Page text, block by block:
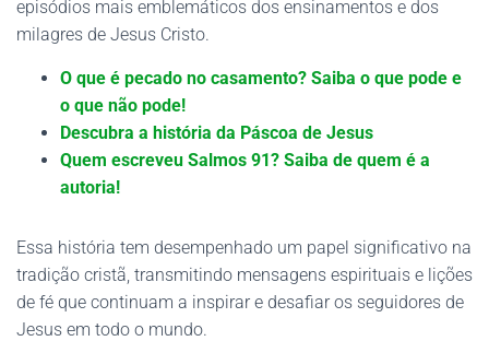
episódios mais emblemáticos dos ensinamentos e dos
milagres de Jesus Cristo.
O que é pecado no casamento? Saiba o que pode e
o que não pode!
Descubra a história da Páscoa de Jesus
Quem escreveu Salmos 91? Saiba de quem é a
autoria!
Essa história tem desempenhado um papel significativo na
tradição cristã, transmitindo mensagens espirituais e lições
de fé que continuam a inspirar e desafiar os seguidores de
Jesus em todo o mundo.